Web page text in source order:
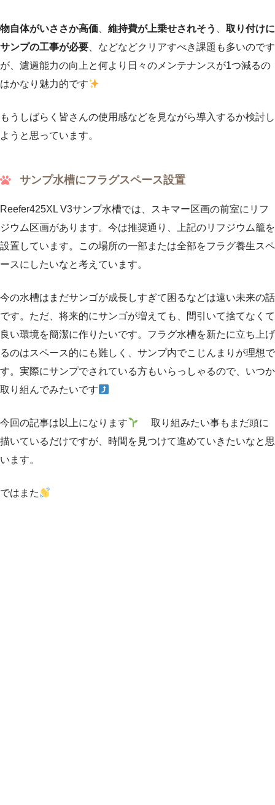
物自体がいささか高価 維持費が上乗せされそう
取り付けに
サンプの工事が必要 、などなどクリアすべき課題も多いのです
が、濾過能力の向上と何より日々のメンテナンスが1つ減るの
はかなり魅力的です
もうしばらく皆さんの使用感などを見ながら導入するか検討し
ようと思っています。
サンプ水槽にフラグスペース設置
Reefer425XL V3サンプ水槽では、スキマー区画の前室にリフ
ジウム区画があります。今は推奨通り、上記のリフジウム籠を
設置しています。この場所の一部または全部をフラグ養生スペ
ースにしたいなと考えています。
今の水槽はまだサンゴが成長しすぎて困るなどは遠い未来の話
です。ただ、将来的にサンゴが増えても、間引いて捨てなくて
良い環境を簡潔に作りたいです。フラグ水槽を新たに立ち上げ
るのはスペース的にも難しく、サンプ内でこじんまりが理想で
す。実際にサンプでされている方もいらっしゃるので、いつか
取り組んでみたいです
今回の記事は以上になります
取り組みたい事もまだ頭に
描いているだけですが、時間を見つけて進めていきたいなと思
います。
ではまた